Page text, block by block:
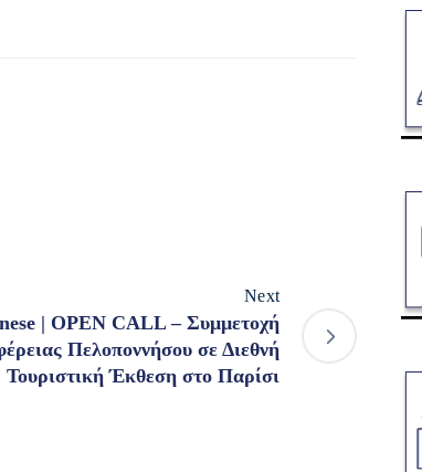
Next
| OPEN CALL – Συμμετοχή
Πελοποννήσου σε Διεθνή
Τουριστική Έκθεση στο Παρίσι